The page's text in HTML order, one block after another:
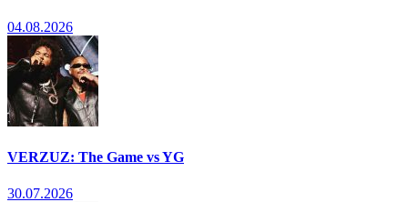
04.08.2026
VERZUZ: The Game vs YG
30.07.2026